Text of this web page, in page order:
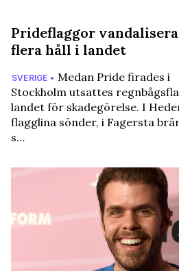
Prideflaggor
flera håll i landet
SVERIGE • Medan Pride firades i
Stockholm utsattes
landet för skadegörelse. I
flagglina sönder, i Fagersta
s…